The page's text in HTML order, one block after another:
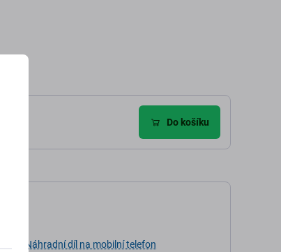
Do košíku
Náhradní díl na mobilní telefon